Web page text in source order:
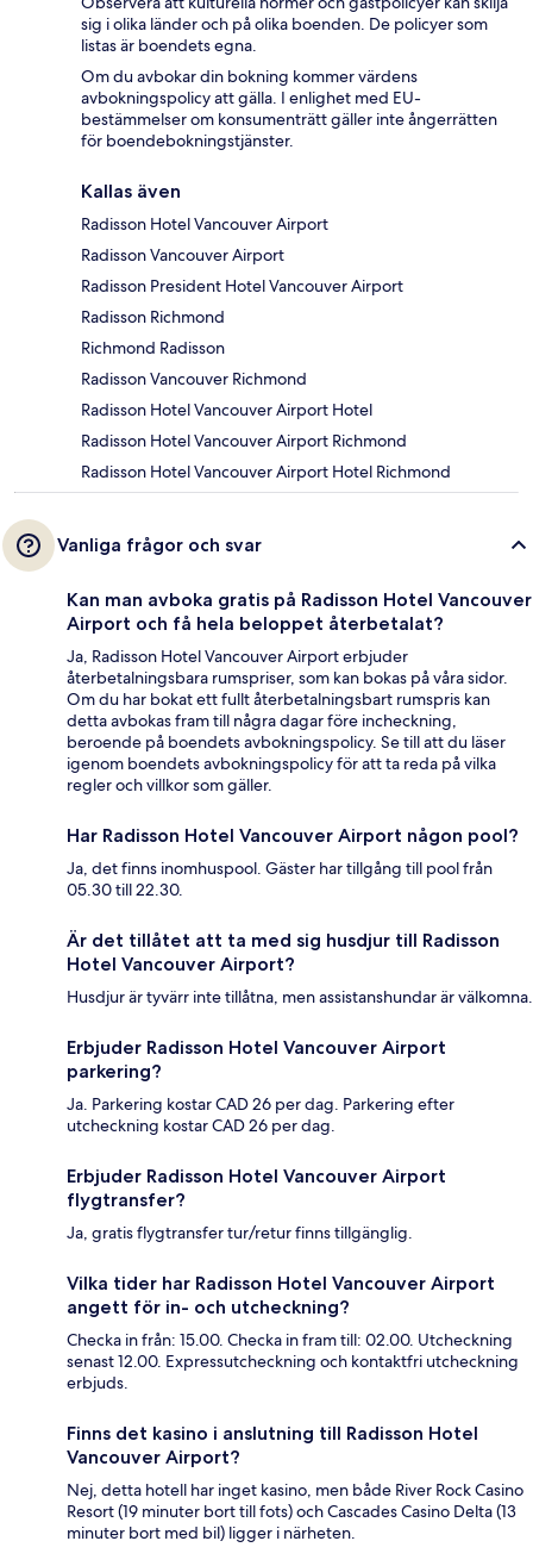
sig i olika länder och på olika boenden. De policyer som
listas är boendets egna.
Om du avbokar din bokning kommer värdens
avbokningspolicy att gälla. I enlighet med EU-
bestämmelser om konsumenträtt gäller inte ångerrätten
för boendebokningstjänster.
Kallas även
Radisson Hotel Vancouver Airport
Radisson Vancouver Airport
Radisson President Hotel Vancouver Airport
Radisson Richmond
Richmond Radisson
Radisson Vancouver Richmond
Radisson Hotel Vancouver Airport Hotel
Radisson Hotel Vancouver Airport Richmond
Radisson Hotel Vancouver Airport Hotel Richmond
Vanliga frågor och svar
Kan man avboka gratis på Radisson Hotel Vancouver
Airport och få hela beloppet återbetalat?
Ja, Radisson Hotel Vancouver Airport erbjuder
återbetalningsbara rumspriser, som kan bokas på våra sidor.
Om du har bokat ett fullt återbetalningsbart rumspris kan
detta avbokas fram till några dagar före incheckning,
beroende på boendets avbokningspolicy. Se till att du läser
igenom boendets avbokningspolicy för att ta reda på vilka
regler och villkor som gäller.
Har Radisson Hotel Vancouver Airport någon pool?
Ja, det finns inomhuspool. Gäster har tillgång till pool från
05.30 till 22.30.
Är det tillåtet att ta med sig husdjur till Radisson
Hotel Vancouver Airport?
Husdjur är tyvärr inte tillåtna, men assistanshundar är välkomna.
Erbjuder Radisson Hotel Vancouver Airport
parkering?
Ja. Parkering kostar CAD 26 per dag. Parkering efter
utcheckning kostar CAD 26 per dag.
Erbjuder Radisson Hotel Vancouver Airport
flygtransfer?
Ja, gratis flygtransfer tur/retur finns tillgänglig.
Vilka tider har Radisson Hotel Vancouver Airport
angett för in- och utcheckning?
Checka in från: 15.00. Checka in fram till: 02.00. Utcheckning
senast 12.00. Expressutcheckning och kontaktfri utcheckning
erbjuds.
Finns det kasino i anslutning till Radisson Hotel
Vancouver Airport?
Nej, detta hotell har inget kasino, men både River Rock Casino
Resort (19 minuter bort till fots) och Cascades Casino Delta (13
minuter bort med bil) ligger i närheten.